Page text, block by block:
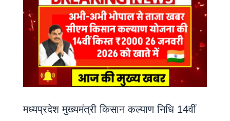
मध्यप्रदेश मुख्यमंत्री किसान कल्याण निधि 14वीं